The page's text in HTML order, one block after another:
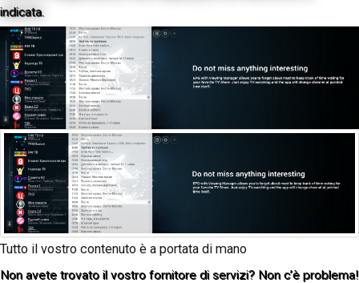
indicata.
Tutto il vostro contenuto è a portata di mano
Non avete trovato il vostro fornitore di servizi? Non c’è problema!